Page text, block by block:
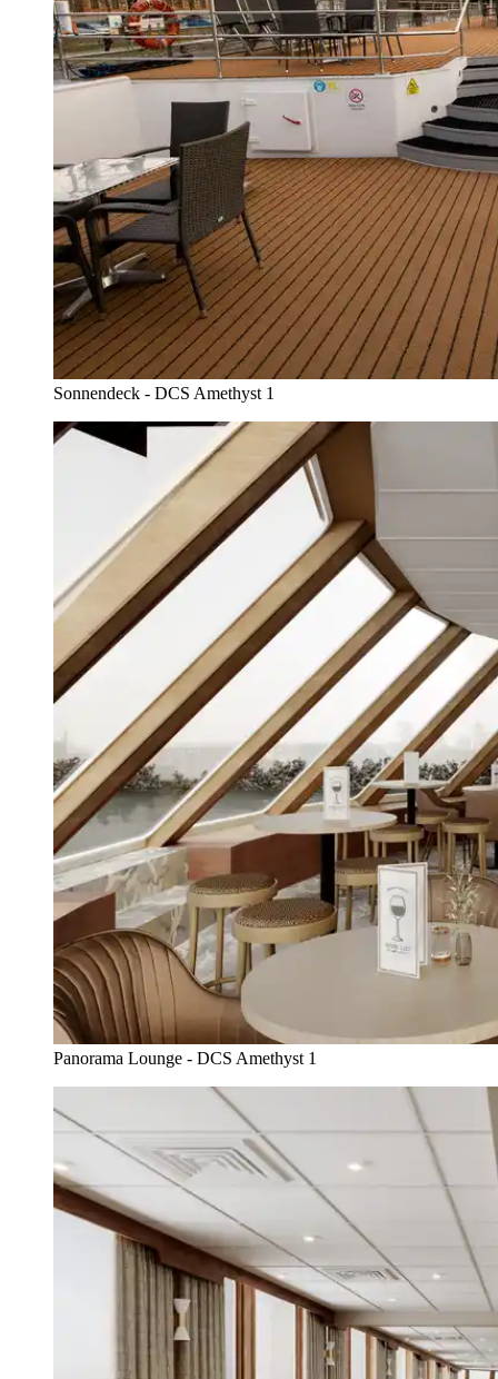
Sonnendeck - DCS Amethyst 1
Panorama Lounge - DCS Amethyst 1